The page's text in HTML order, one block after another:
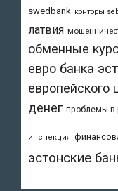
swedbank конторы
латвия
обменные
евро банка
европейского
денег проблемы в
инспекция
эстонские